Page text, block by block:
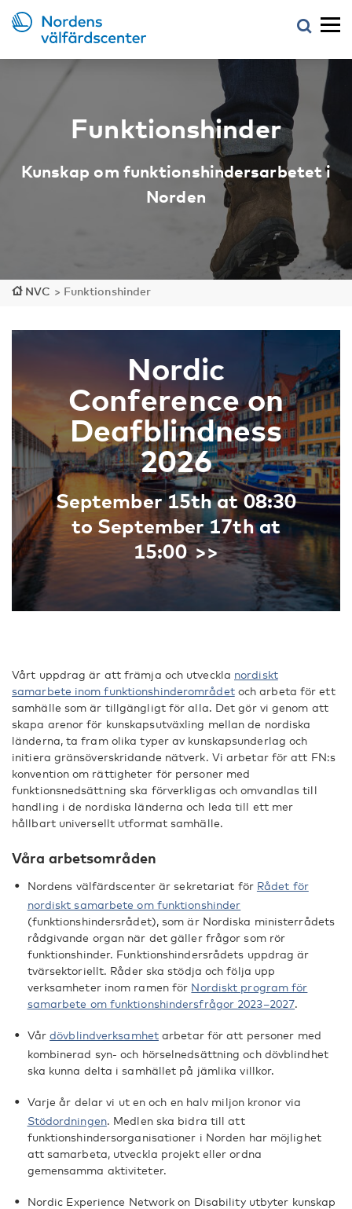
Funktionshinder
Kunskap om funktionshindersarbetet i
Norden
NVC > Funktionshinder
Nordic
Conference on
Deafblindness
2026
September 15th at 08:30
to September 17th at
15:00
Vårt uppdrag är att främja och utveckla nordiskt
samarbete inom funktionshinderområdetoch arbeta för ett
samhälle som är tillgängligt för alla. Det gör vi genom att
skapa arenor för kunskapsutväxling mellan de nordiska
länderna, ta fram olika typer av kunskapsunderlag och
initiera gränsöverskridande nätverk. Vi arbetar för att FN:s
konvention om rättigheter för personer med
funktionsnedsättning ska förverkligas och omvandlas till
handling i de nordiska länderna och leda till ett mer
hållbart universellt utformat samhälle.
Våra arbetsområden
Nordens välfärdscenter är sekretariat för Rådet för
nordiskt samarbete om funktionshinder
(funktionshindersrådet), som är Nordiska ministerrådets
rådgivande organ när det gäller frågor som rör
funktionshinder. Funktionshindersrådets uppdrag är
tvärsektoriellt. Råder ska stödja och följa upp
verksamheter inom ramen för Nordiskt program för
samarbete om funktionshindersfrågor 2023–2027.
Vårdövblindverksamhetarbetar för att personer med
kombinerad syn- och hörselnedsättning och dövblindhet
ska kunna delta i samhället på jämlika villkor.
Varje år delar vi ut en och en halv miljon kronor via
Stödordningen. Medlen ska bidra till att
funktionshindersorganisationer i Norden har möjlighet
att samarbeta, utveckla projekt eller ordna
gemensamma aktiviteter.
Nordic Experience Network on Disability utbyter kunskap